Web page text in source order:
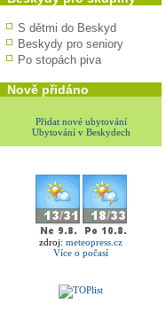
S dětmi do Beskyd
Beskydy pro seniory
Po stopách piva
Nově přidáno
Přidat nové ubytování
Ubytování v Beskydech
zdroj: meteopress.cz
Více o počasí